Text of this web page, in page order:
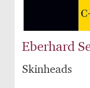
Eberhard
Skinheads